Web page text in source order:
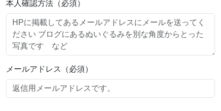
本人確認方法（必須）
メールアドレス（必須）